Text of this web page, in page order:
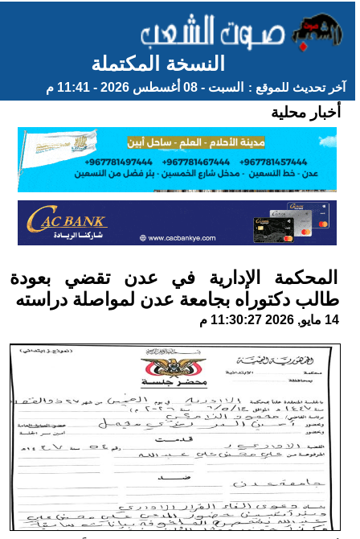
النسخة المكتملة
آخر تحديث للموقع : السبت - 08 أغسطس 2026 - 11:41 م
أخبار محلية
المحكمة الإدارية في عدن تقضي بعودة
طالب دكتوراه بجامعة عدن لمواصلة دراسته
14 مايو, 2026 11:30:27 م